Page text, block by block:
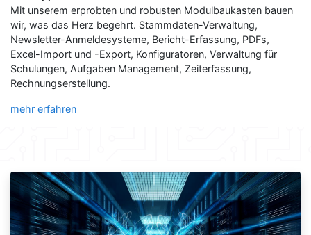
Mit unserem erprobten und robusten Modulbaukasten bauen
wir, was das Herz begehrt. Stammdaten-Verwaltung,
Newsletter-Anmeldesysteme, Bericht-Erfassung, PDFs,
Excel-Import und -Export, Konfiguratoren, Verwaltung für
Schulungen, Aufgaben Management, Zeiterfassung,
Rechnungserstellung.
mehr erfahren